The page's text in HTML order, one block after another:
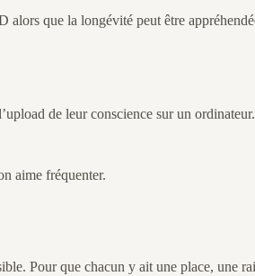
que la longévité peut être
de leur conscience sur un ordinateur.
aime fréquenter.
Pour que chacun y ait une place, une